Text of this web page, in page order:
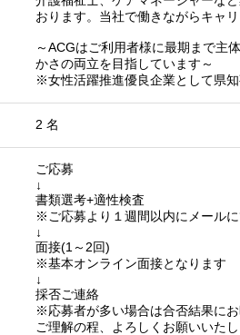
おります。当社で働きながらキャ
～ACGはご利用者様に最期まで主
かさの両立を目指しています～
※女性活躍推進優良企業として県
2 名
ご応募
↓
書類選考+適性検査
※ご応募より１週間以内にメール
↓
面接(1～2回)
※基本オンライン面接となります
↓
採否ご連絡
※応募者が多い場合は合否結果に
ご理解の程、よろしくお願いいた